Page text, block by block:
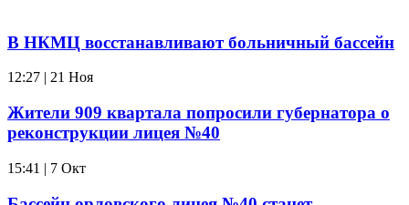
В НКМЦ восстанавливают больничный бассейн
12:27 | 21 Ноя
Жители 909 квартала попросили губернатора о
реконструкции лицея №40
15:41 | 7 Окт